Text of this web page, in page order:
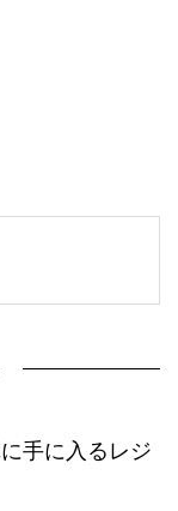
手に入るレジ